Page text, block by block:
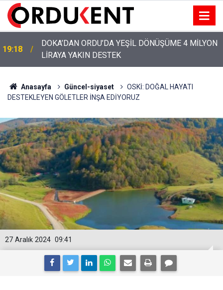
12:46
YENİ PARTİ’NİN ORDU’DAKİ 69 KİŞİLİK KURUCU
KADROSU AÇIKLANDI
Anasayfa Güncel-siyaset
OSKİ: DOĞAL HAYATI
DESTEKLEYEN GÖLETLER İNŞA EDİYORUZ
09:41
27 Aralık 2024